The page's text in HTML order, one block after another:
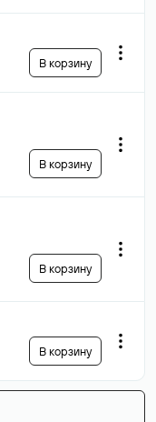
В корзину
В корзину
В корзину
В корзину